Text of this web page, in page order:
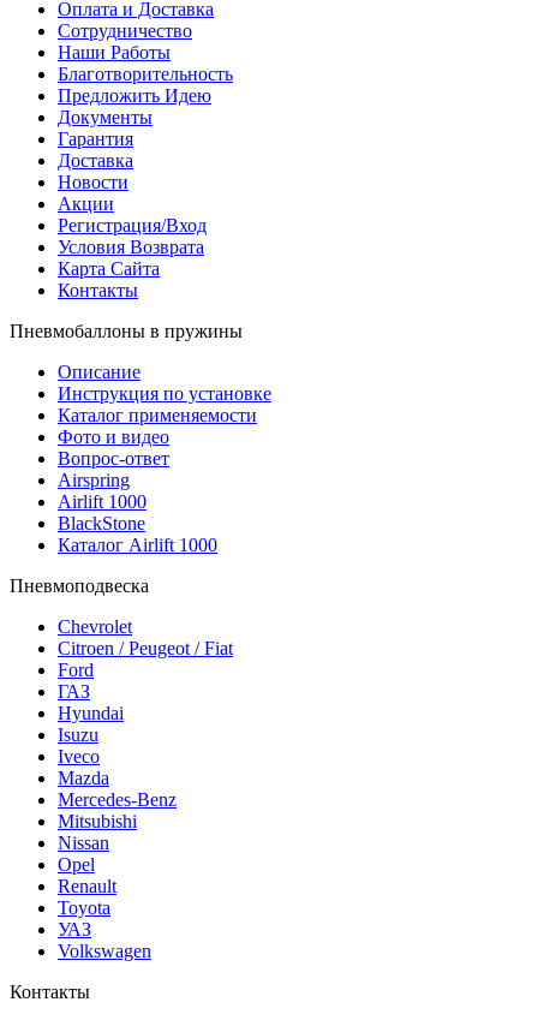
Оплата и Доставка
Сотрудничество
Наши Работы
Благотворительность
Предложить Идею
Документы
Гарантия
Доставка
Новости
Акции
Регистрация/Вход
Условия Возврата
Карта Сайта
Контакты
Пневмобаллоны в пружины
Описание
Инструкция по установке
Каталог применяемости
Фото и видео
Вопрос-ответ
Airspring
Airlift 1000
BlackStone
Каталог Airlift 1000
Пневмоподвеска
Chevrolet
Citroen / Peugeot / Fiat
Ford
ГАЗ
Hyundai
Isuzu
Iveco
Mazda
Mercedes-Benz
Mitsubishi
Nissan
Opel
Renault
Toyota
УАЗ
Volkswagen
Контакты